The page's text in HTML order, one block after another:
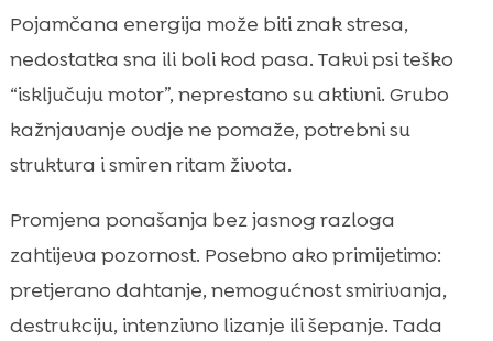
Pojamčana energija može biti znak stresa,
nedostatka sna ili boli kod pasa. Takvi psi teško
“isključuju motor”, neprestano su aktivni. Grubo
kažnjavanje ovdje ne pomaže, potrebni su
struktura i smiren ritam života.
Promjena ponašanja bez jasnog razloga
zahtijeva pozornost. Posebno ako primijetimo:
pretjerano dahtanje, nemogućnost smirivanja,
destrukciju, intenzivno lizanje ili šepanje. Tada